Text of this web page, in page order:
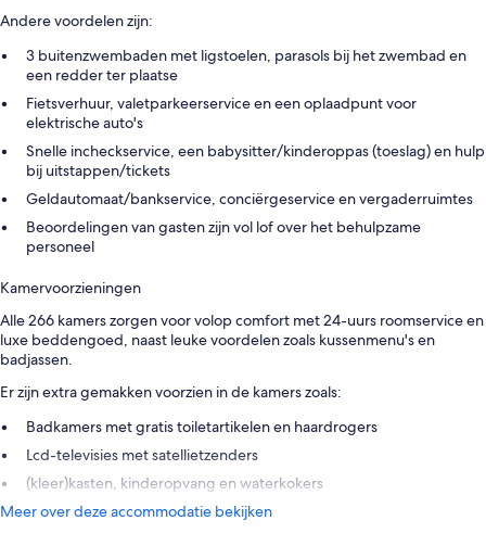
Andere voordelen zijn:
3 buitenzwembaden met ligstoelen, parasols bij het zwembad en
een redder ter plaatse
Fietsverhuur, valetparkeerservice en een oplaadpunt voor
elektrische auto's
Snelle incheckservice, een babysitter/kinderoppas (toeslag) en hulp
bij uitstappen/tickets
Geldautomaat/bankservice, conciërgeservice en vergaderruimtes
Beoordelingen van gasten zijn vol lof over het behulpzame
personeel
Kamervoorzieningen
Alle 266 kamers zorgen voor volop comfort met 24-uurs roomservice en
luxe beddengoed, naast leuke voordelen zoals kussenmenu's en
badjassen.
Er zijn extra gemakken voorzien in de kamers zoals:
Badkamers met gratis toiletartikelen en haardrogers
Lcd-televisies met satellietzenders
(kleer)kasten, kinderopvang en waterkokers
Meer over deze accommodatie bekijken